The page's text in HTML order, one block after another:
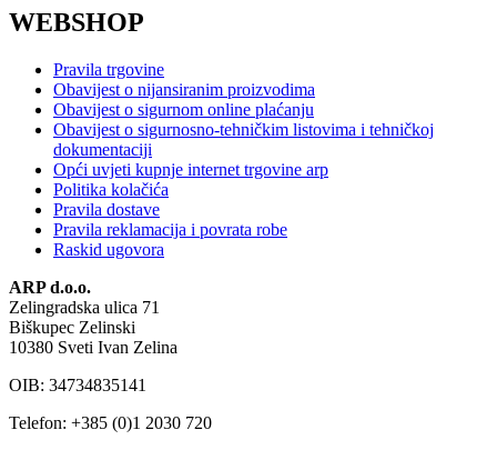
WEBSHOP
Pravila trgovine
Obavijest o nijansiranim proizvodima
Obavijest o sigurnom online plaćanju
Obavijest o sigurnosno-tehničkim listovima i tehničkoj
dokumentaciji
Opći uvjeti kupnje internet trgovine arp
Politika kolačića
Pravila dostave
Pravila reklamacija i povrata robe
Raskid ugovora
ARP d.o.o.
Zelingradska ulica 71
Biškupec Zelinski
10380 Sveti Ivan Zelina
OIB: 34734835141
Telefon: +385 (0)1 2030 720